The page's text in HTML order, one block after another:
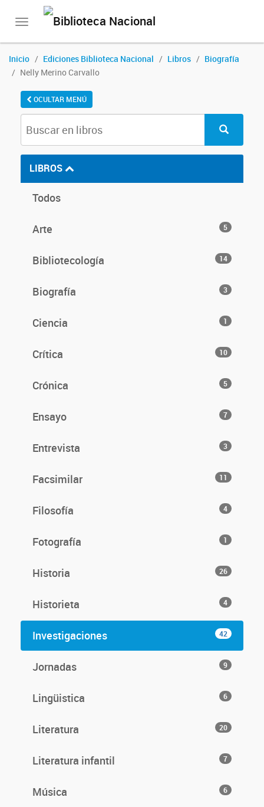
Toggle
Inicio Ediciones Biblioteca Nacional Libros
Biografía
Nelly Merino Carvallo
OCULTAR MENÚ
LIBROS
Todos
Arte 5
Bibliotecología 14
Biografía 3
Ciencia 1
Crítica 10
Crónica 5
Ensayo 7
Entrevista 3
Facsimilar 11
Filosofía 4
Fotografía 1
Historia 26
Historieta 4
Investigaciones 42
Jornadas 9
Lingüistica 6
Literatura 20
Literatura infantil 7
Música 6